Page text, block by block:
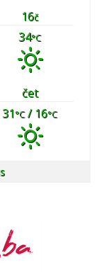
16č
34°C
čet
31°C/ 16°C